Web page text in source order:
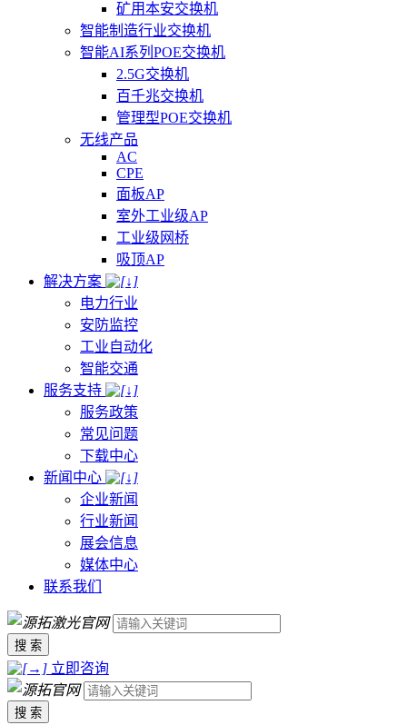
矿用本安交换机
智能制造行业交换机
智能AI系列POE交换机
2.5G交换机
百千兆交换机
管理型POE交换机
无线产品
AC
CPE
面板AP
室外工业级AP
工业级网桥
吸顶AP
解决方案
电力行业
安防监控
工业自动化
智能交通
服务支持
服务政策
常见问题
下载中心
新闻中心
企业新闻
行业新闻
展会信息
媒体中心
联系我们
搜 索
立即咨询
搜 索